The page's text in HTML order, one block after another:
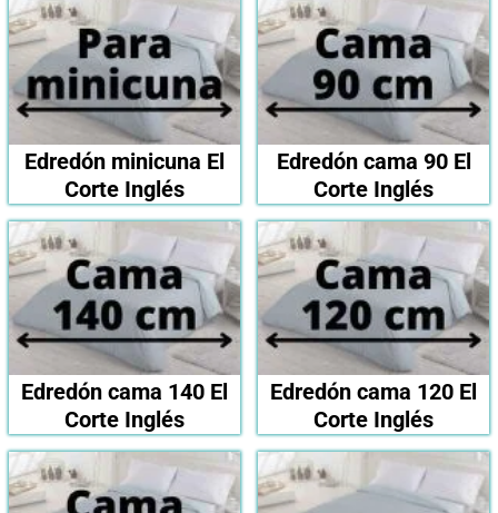
Edredón minicuna El
Corte Inglés
Edredón cama 90 El
Corte Inglés
Edredón cama 140 El
Corte Inglés
Edredón cama 120 El
Corte Inglés